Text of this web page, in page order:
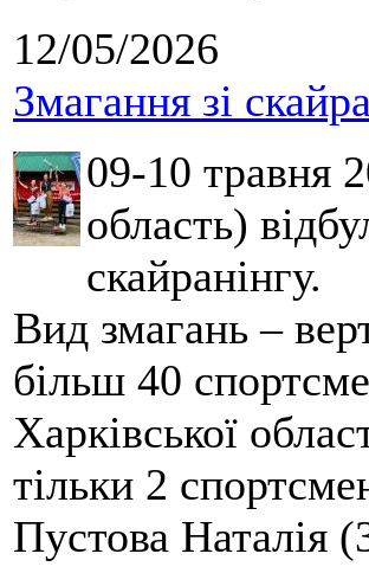
12/05/2026
Змагання зі
09-10 травня
область)
скайранінгу.
Вид змагань –
більш 40
Харківської
тільки 2
Пустова Наталія